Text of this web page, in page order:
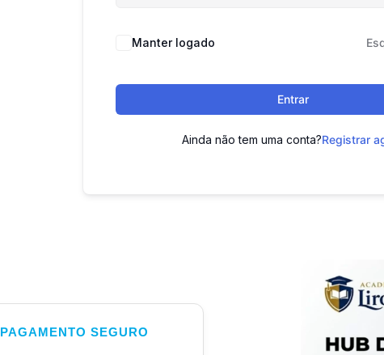
Manter logado
Entrar
Ainda não tem uma conta?Registrar
PAGAMENTO SEGURO